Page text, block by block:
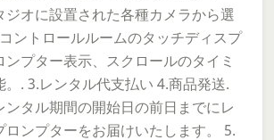
ジオに設置された各種カメラから選
ントロールルームのタッチディスプ
ンプター表示、スクロールのタイミ
。. 3.レンタル代支払い 4.商品発送.
ンタル期間の開始日の前日までにレ
ロンプターをお届けいたします。 5.